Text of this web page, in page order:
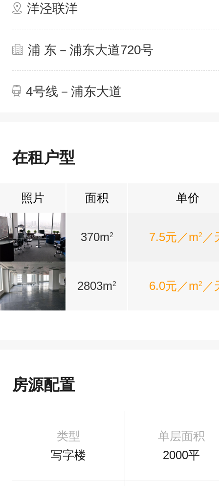
洋泾联洋
浦 东－浦东大道720号
4号线－浦东大道
在租户型
照片 面积 单价
370m2 7.5元／m2 ／
2803m2 6.0元／m2 ／
房源配置
类型
写字楼
单层面积
2000平